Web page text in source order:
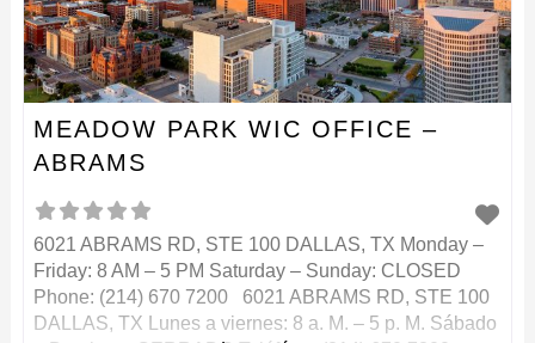
MEADOW PARK WIC OFFICE –
ABRAMS
6021 ABRAMS RD, STE 100 DALLAS, TX Monday –
Friday: 8 AM – 5 PM Saturday – Sunday: CLOSED
Phone: (214) 670 7200 6021 ABRAMS RD, STE 100
DALLAS, TX Lunes a viernes: 8 a. M. – 5 p. M. Sábado